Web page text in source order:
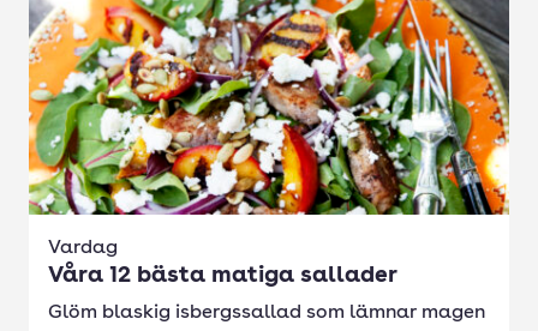
Vardag
Våra 12 bästa matiga sallader
Glöm blaskig isbergssallad som lämnar magen